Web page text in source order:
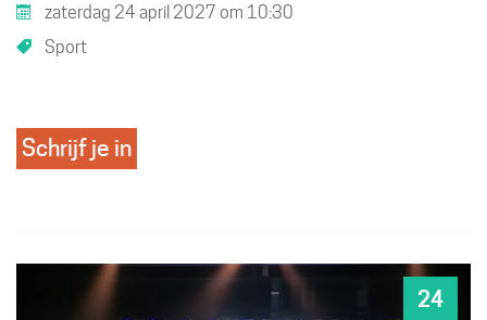
zaterdag 24 april 2027 om 10:30
Sport
Schrijf je in
ZA24